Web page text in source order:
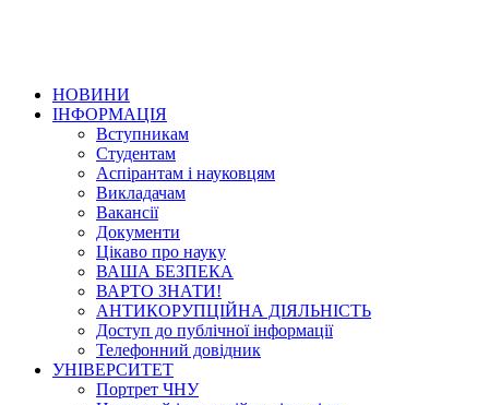
НОВИНИ
ІНФОРМАЦІЯ
Вступникам
Студентам
Аспірантам і науковцям
Викладачам
Вакансії
Документи
Цікаво про науку
ВАША БЕЗПЕКА
ВАРТО ЗНАТИ!
АНТИКОРУПЦІЙНА ДІЯЛЬНІСТЬ
Доступ до публічної інформації
Телефонний довідник
УНІВЕРСИТЕТ
Портрет ЧНУ